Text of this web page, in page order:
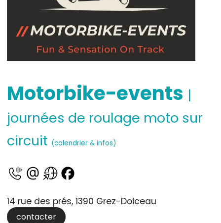
Motorbike-events |
journées de roulage moto sur
circuit (calendrier & infos)
14 rue des prés, 1390 Grez-Doiceau
contacter